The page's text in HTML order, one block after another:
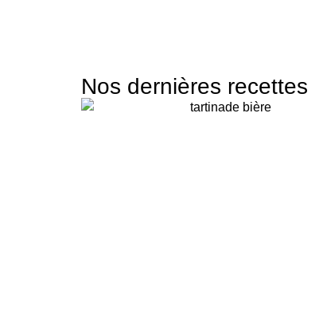
Nos dernières recettes